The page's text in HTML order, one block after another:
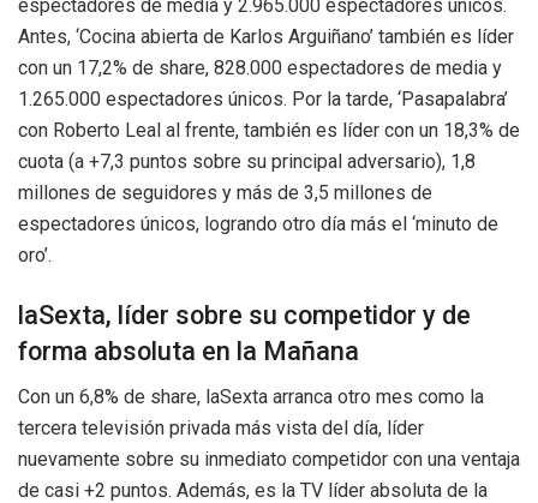
espectadores de media y 2.965.000 espectadores únicos.
Antes, ‘Cocina abierta de Karlos Arguiñano’ también es líder
con un 17,2% de share, 828.000 espectadores de media y
1.265.000 espectadores únicos. Por la tarde, ‘Pasapalabra’
con Roberto Leal al frente, también es líder con un 18,3% de
cuota (a +7,3 puntos sobre su principal adversario), 1,8
millones de seguidores y más de 3,5 millones de
espectadores únicos, logrando otro día más el ‘minuto de
oro’.
laSexta, líder sobre su competidor y de
forma absoluta en la Mañana
Con un 6,8% de share, laSexta arranca otro mes como la
tercera televisión privada más vista del día, líder
nuevamente sobre su inmediato competidor con una ventaja
de casi +2 puntos. Además, es la TV líder absoluta de la